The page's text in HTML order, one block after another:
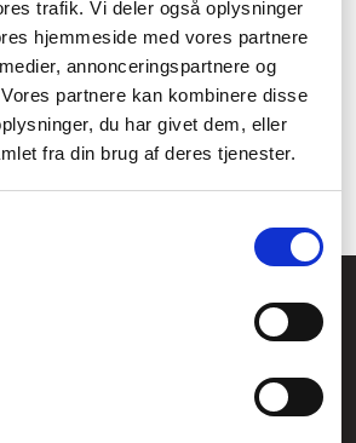
trafik. Vi deler også oplysninger
hjemmeside med vores partnere
annonceringspartnere og
partnere kan kombinere disse
du har givet dem, eller
fra din brug af deres tjenester.
der giver brugeren mulighed for at se,
med en bestemt opgave. DeWalt
uundværligt værktøj for enhver
Det er kraftfuldt, fleksibelt og har et
også udstyret med et justerbart
hastighedsindstilling, der gør det muligt
Det er derfor et af de mest